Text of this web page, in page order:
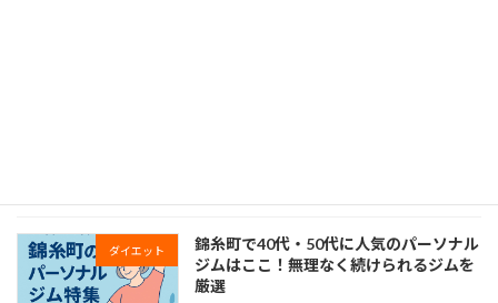
ダイエット
錦糸町で40代・50代に人気のパーソナル
ジムはここ！無理なく続けられるジムを
厳選